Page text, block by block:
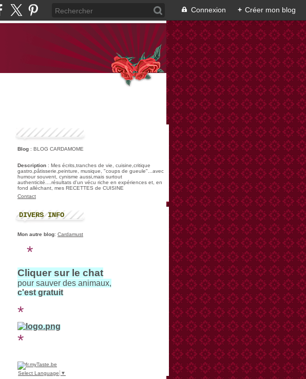
Connexion + Créer mon blog
Blog : BLOG CARDAMOME
Description : Mes écrits,tranches de vie, cuisine,critique
gastro,pâtisserie,peinture, musique, "coups de gueule"...avec
humour souvent, cynisme aussi,mais surtout
authenticité....résultats d'un vécu riche en expériences et, en
fond alléchant, mes RECETTES de CUISINE
Contact
DIVERS INFO
Mon autre blog: Cardamust
*
Cliquer sur le chat
pour sauver des animaux,
c'est gratuit
*
*
Select Language ▼